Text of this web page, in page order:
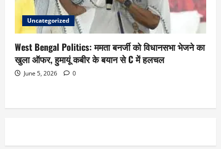
Uncategorized
West Bengal Politics: ममता बनर्जी को विधानसभा भेजने का
खुला ऑफर, हुमायूं कबीर के बयान से C में हलचल
June 5, 2026 0